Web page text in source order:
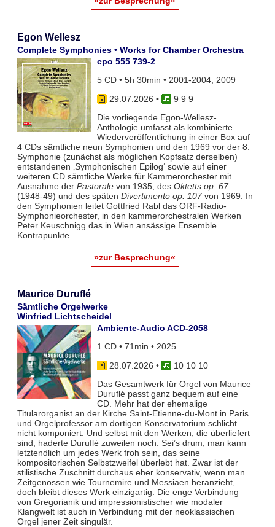
Egon Wellesz
Complete Symphonies • Works for Chamber Orchestra
cpo 555 739-2
5 CD • 5h 30min • 2001-2004, 2009
29.07.2026 •
9 9 9
Die vorliegende Egon-Wellesz-
Anthologie umfasst als kombinierte
Wiederveröffentlichung in einer Box auf
4 CDs sämtliche neun Symphonien und den 1969 vor der 8.
Symphonie (zunächst als möglichen Kopfsatz derselben)
entstandenen ‚Symphonischen Epilog‘ sowie auf einer
weiteren CD sämtliche Werke für Kammerorchester mit
Ausnahme der Pastoralevon 1935, des Oktetts op. 67
(1948-49) und des späten Divertimento op. 107von 1969. In
den Symphonien leitet Gottfried Rabl das ORF-Radio-
Symphonieorchester, in den kammerorchestralen Werken
Peter Keuschnigg das in Wien ansässige Ensemble
Kontrapunkte.
»zur Besprechung«
Maurice Duruflé
Sämtliche Orgelwerke
Winfried Lichtscheidel
Ambiente-Audio ACD-2058
1 CD • 71min • 2025
28.07.2026 •
10 10 10
Das Gesamtwerk für Orgel von Maurice
Duruflé passt ganz bequem auf eine
CD. Mehr hat der ehemalige
Titularorganist an der Kirche Saint-Etienne-du-Mont in Paris
und Orgelprofessor am dortigen Konservatorium schlicht
nicht komponiert. Und selbst mit den Werken, die überliefert
sind, haderte Duruflé zuweilen noch. Sei’s drum, man kann
letztendlich um jedes Werk froh sein, das seine
kompositorischen Selbstzweifel überlebt hat. Zwar ist der
stilistische Zuschnitt durchaus eher konservativ, wenn man
Zeitgenossen wie Tournemire und Messiaen heranzieht,
doch bleibt dieses Werk einzigartig. Die enge Verbindung
von Gregorianik und impressionistischer wie modaler
Klangwelt ist auch in Verbindung mit der neoklassischen
Orgel jener Zeit singulär.